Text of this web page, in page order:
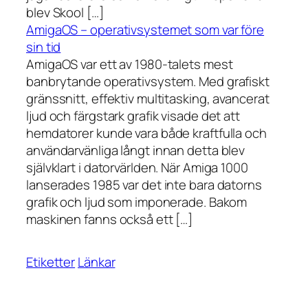
blev Skool […]
AmigaOS – operativsystemet som var före
sin tid
AmigaOS var ett av 1980-talets mest
banbrytande operativsystem. Med grafiskt
gränssnitt, effektiv multitasking, avancerat
ljud och färgstark grafik visade det att
hemdatorer kunde vara både kraftfulla och
användarvänliga långt innan detta blev
självklart i datorvärlden. När Amiga 1000
lanserades 1985 var det inte bara datorns
grafik och ljud som imponerade. Bakom
maskinen fanns också ett […]
EtiketterLänkar